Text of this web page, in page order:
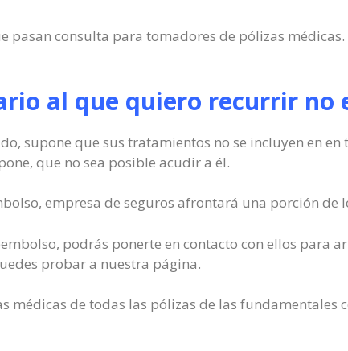
pasan consulta para tomadores de pólizas
al que quiero recurrir no
supone que sus tratamientos no se incluyen en
que no sea posible acudir a él.
empresa de seguros afrontará una porción de
podrás ponerte en contacto con ellos para
probar a nuestra página.
médicas de todas las pólizas de las fundamentales